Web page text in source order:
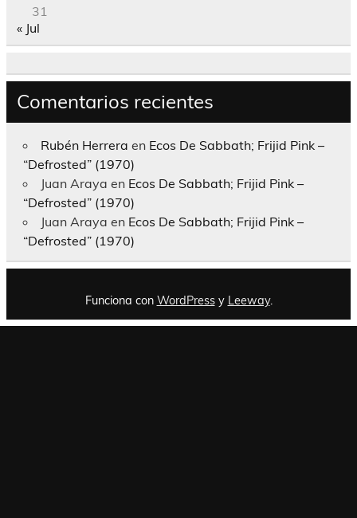
31
« Jul
Comentarios recientes
Rubén Herrera en Ecos De Sabbath; Frijid Pink –
“Defrosted” (1970)
Juan Araya en Ecos De Sabbath; Frijid Pink –
“Defrosted” (1970)
Juan Araya en Ecos De Sabbath; Frijid Pink –
“Defrosted” (1970)
Funciona con WordPressy Leeway.